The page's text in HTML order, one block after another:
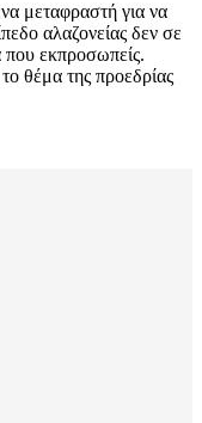
μεταφραστή για να
αλαζονείας δεν σε
που εκπροσωπείς.
θέμα της προεδρίας